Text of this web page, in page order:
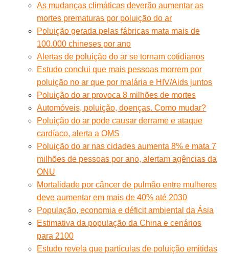
As mudanças climáticas deverão aumentar as
mortes prematuras por poluição do ar
Poluição gerada pelas fábricas mata mais de
100.000 chineses por ano
Alertas de poluição do ar se tornam cotidianos
Estudo conclui que mais pessoas morrem por
poluição no ar que por malária e HIV/Aids juntos
Poluição do ar provoca 8 milhões de mortes
Automóveis, poluição, doenças. Como mudar?
Poluição do ar pode causar derrame e ataque
cardíaco, alerta a OMS
Poluição do ar nas cidades aumenta 8% e mata 7
milhões de pessoas por ano, alertam agências da
ONU
Mortalidade por câncer de pulmão entre mulheres
deve aumentar em mais de 40% até 2030
População, economia e déficit ambiental da Ásia
Estimativa da população da China e cenários
para 2100
Estudo revela que partículas de poluição emitidas